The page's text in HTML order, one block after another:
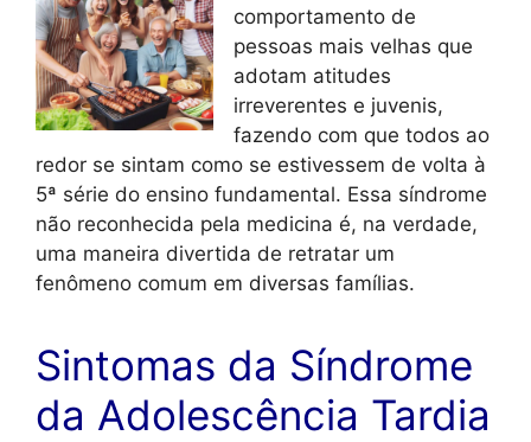
comportamento de
pessoas mais velhas que
adotam atitudes
irreverentes e juvenis,
fazendo com que todos ao
redor se sintam como se estivessem de volta à
5ª série do ensino fundamental. Essa síndrome
não reconhecida pela medicina é, na verdade,
uma maneira divertida de retratar um
fenômeno comum em diversas famílias.
Sintomas da Síndrome
da Adolescência Tardia